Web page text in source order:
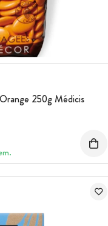
250g Médicis